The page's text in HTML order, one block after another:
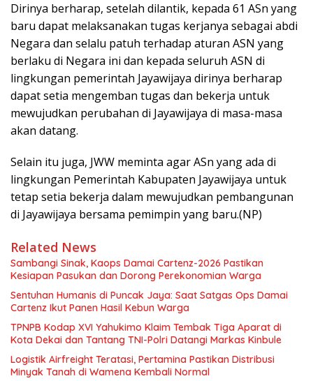
Dirinya berharap, setelah dilantik, kepada 61 ASn yang
baru dapat melaksanakan tugas kerjanya sebagai abdi
Negara dan selalu patuh terhadap aturan ASN yang
berlaku di Negara ini dan kepada seluruh ASN di
lingkungan pemerintah Jayawijaya dirinya berharap
dapat setia mengemban tugas dan bekerja untuk
mewujudkan perubahan di Jayawijaya di masa-masa
akan datang.
Selain itu juga, JWW meminta agar ASn yang ada di
lingkungan Pemerintah Kabupaten Jayawijaya untuk
tetap setia bekerja dalam mewujudkan pembangunan
di Jayawijaya bersama pemimpin yang baru.(NP)
Related News
Sambangi Sinak, Kaops Damai Cartenz-2026 Pastikan
Kesiapan Pasukan dan Dorong Perekonomian Warga
Sentuhan Humanis di Puncak Jaya: Saat Satgas Ops Damai
Cartenz Ikut Panen Hasil Kebun Warga
TPNPB Kodap XVI Yahukimo Klaim Tembak Tiga Aparat di
Kota Dekai dan Tantang TNI-Polri Datangi Markas Kinbule
Logistik Airfreight Teratasi, Pertamina Pastikan Distribusi
Minyak Tanah di Wamena Kembali Normal